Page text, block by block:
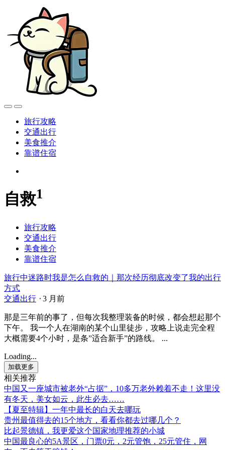
旅行攻略
交通出行
美食推介
靠谱住宿
自救1
旅行攻略
交通出行
美食推介
靠谱住宿
旅行中迷路时我是怎么自救的｜那次经历彻底改变了我的出行
方式
交通出行 ⋅ 3 月前
那是三年前的事了，但每次我整理装备的时候，都会想起那个
下午。 我一个人在湖南的某个山里徒步，攻略上说走完全程
大概需要4个小时，是条”适合新手”的路线。 ...
Loading...
加载更多
相关推荐
中国又一座城市被老外“占据”，10多万老外赖着不走！这里没
有冬天，美女如云，此生必去……
【夏至特辑】一年中最长的白天去哪玩
贵州最值得去的15个地方，看看你都去过哪几个？
比起景德镇，我更爱这个国家地理推荐的小城
中国最良心的5A景区，门票0元，2元管饱，25元管住，网